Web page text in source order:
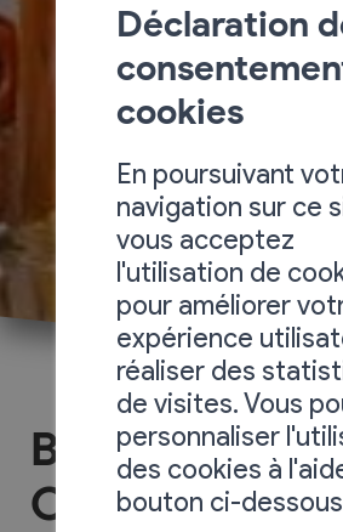
Buffet de la
Chez Claude
Déclaration
cookies
En poursuivant
navigation sur ce
vous acceptez
l'utilisation de
pour améliorer
expérience
réaliser des
de visites. Vous
personnaliser
des cookies à
bouton ci-